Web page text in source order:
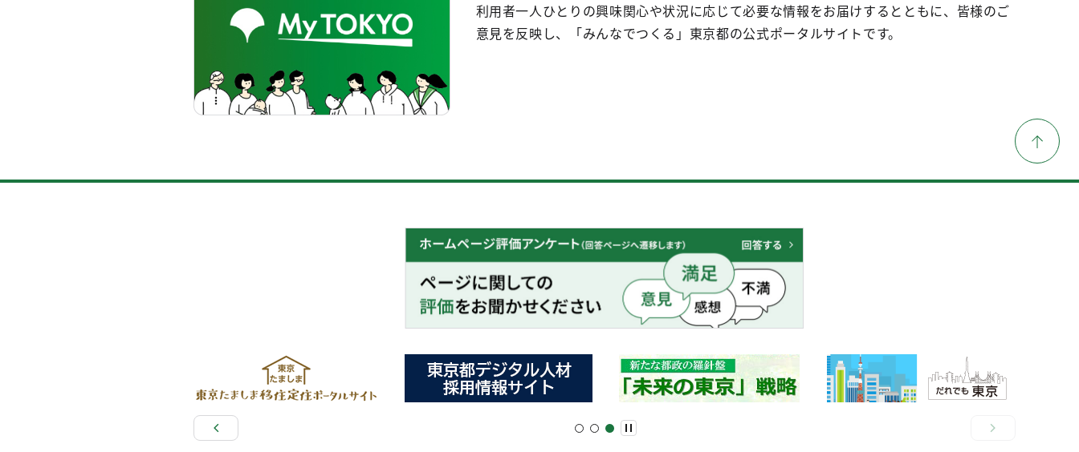
利用者一人ひとりの興味関心や状況に応じて必要な情報をお届けするとともに、皆様のご
意見を反映し、「みんなでつくる」東京都の公式ポータルサイトです。